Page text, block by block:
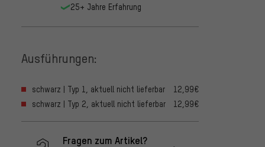
25+ Jahre Erfahrung
Ausführungen:
schwarz | Typ 1, aktuell nicht lieferbar
12,99€
schwarz | Typ 2, aktuell nicht lieferbar
12,99€
Fragen zum Artikel?